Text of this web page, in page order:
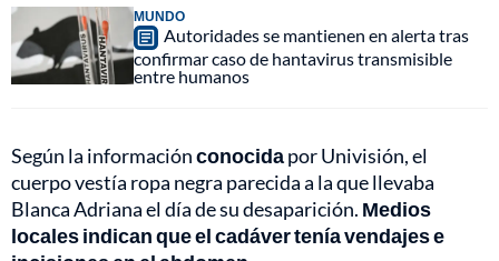
MUNDO
Autoridades se mantienen en alerta tras
confirmar caso de hantavirus transmisible
entre humanos
Según la informaciónconocidapor Univisión, el
cuerpo vestía ropa negra parecida a la que llevaba
Blanca Adriana el día de su desaparición. Medios
locales indican que el cadáver tenía vendajes e